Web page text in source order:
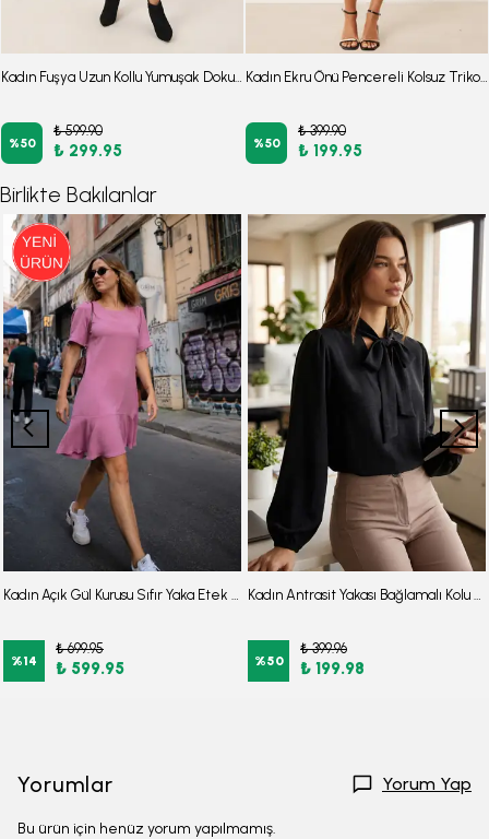
%50
₺ 599.90
₺ 299.95 %50
₺ 399.90
₺ 199.95
Birlikte Bakılanlar
%14
₺ 699.95
₺ 599.95 %50
₺ 399.96
₺ 199.98
Yorumlar Yorum Yap
Bu ürün için henüz yorum yapılmamış.